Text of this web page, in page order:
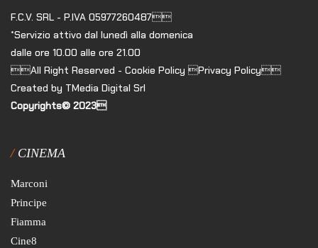
F.C.V. SRL - P.IVA 05977260487
*Servizio attivo dal lunedì alla domenica
dalle ore 10.00 alle ore 21.00
All Right Reserved - Cookie Policy Privacy Policy
Created by TMedia Digital Srl
Copyrights© 2023
CINEMA
Marconi
Principe
Fiamma
Cine8